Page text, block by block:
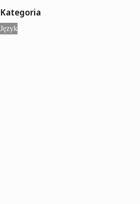
Kategoria
Język